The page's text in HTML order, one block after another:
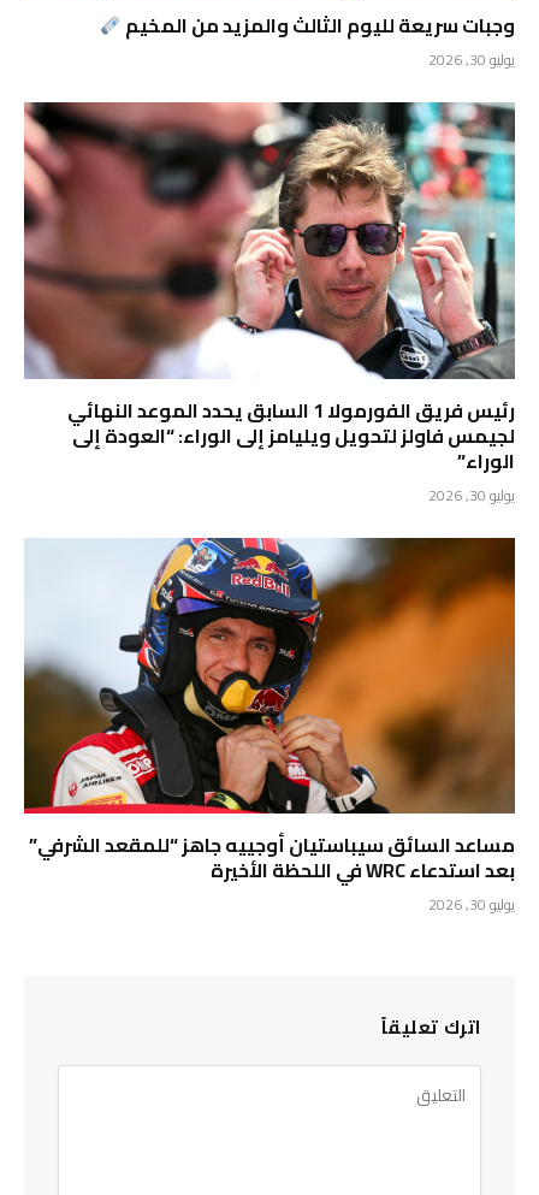
وجبات سريعة لليوم الثالث والمزيد من المخيم
يوليو 30, 2026
رئيس فريق الفورمولا 1 السابق يحدد الموعد النهائي
لجيمس فاولز لتحويل ويليامز إلى الوراء: “العودة إلى
الوراء”
يوليو 30, 2026
مساعد السائق سيباستيان أوجييه جاهز “للمقعد الشرفي”
بعد استدعاء WRC في اللحظة الأخيرة
يوليو 30, 2026
اترك تعليقاً